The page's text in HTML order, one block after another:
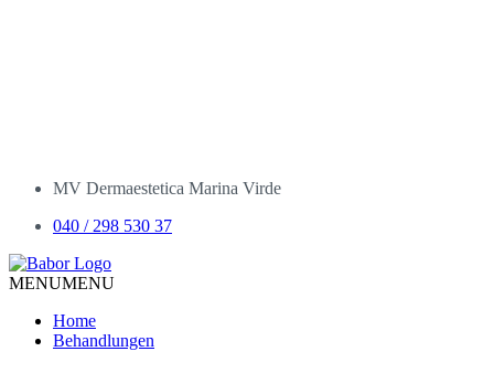
MV Dermaestetica Marina Virde
040 / 298 530 37
MENUMENU
Home
Behandlungen